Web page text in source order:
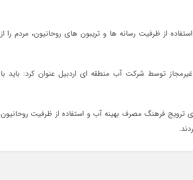
از ظرفیت رسانه ها و تریبون های روحانیون، مردم را از
توسط شرکت آب منطقه ای اردبیل عنوان کرد: باید با
ترویج فرهنگ مصرف بهینه آب و استفاده از ظرفیت روحانیون